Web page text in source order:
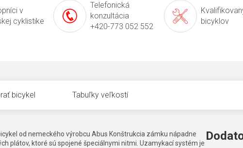
v
cyklistike
Telefonická
konzultácia
+420-773 052 552
bicyklov
bicykel Tabuľky veľkostí
od nemeckého výrobcu Abus Konštrukcia zámku nápadne
plátov, ktoré sú spojené špeciálnymi nitmi. Uzamykací systém je